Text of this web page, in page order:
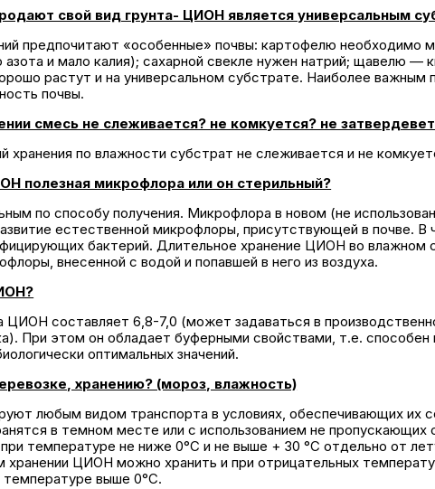
свой вид грунта- ЦИОН является универсальным
предпочитают «особенные» почвы: картофелю необходимо
азота и мало калия); сахарной свекле нужен натрий; щавелю —
растут и на универсальном субстрате. Наиболее важным
почвы.
смесь не слеживается? не комкуется? не
хранения по влажности субстрат не слеживается и не
полезная микрофлора или он стерильный?
по способу получения. Микрофлора в новом (не
естественной микрофлоры, присутствующей в почве. В
бактерий. Длительное хранение ЦИОН во влажном
внесенной с водой и попавшей в него из воздуха.
ЦИОН составляет 6,8-7,0 (может задаваться в
При этом он обладает буферными свойствами, т.е.
оптимальных значений.
хранению? (мороз, влажность)
любым видом транспорта в условиях, обеспечивающих их
в темном месте или с использованием не пропускающих
температуре не ниже 0°С и не выше + 30 °С отдельно от
хранении ЦИОН можно хранить и при отрицательных
выше 0°С.